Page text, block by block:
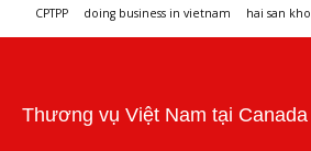
CPTPP doing business in vietnam hai san kho
Thương vụ Việt Nam tại Canada